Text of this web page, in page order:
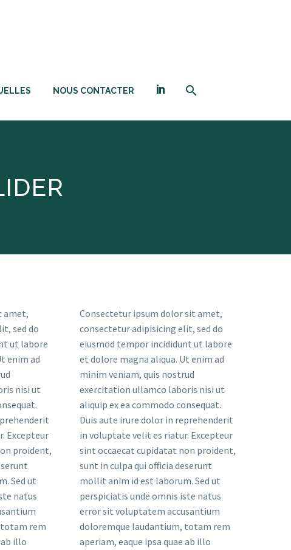
NOUS CONTACTER
amet,
sed do
ut labore
enim ad
nisi ut
Excepteur
proident,
Sed ut
natus
rem
ab illo
Consectetur ipsum dolor sit amet,
consectetur adipisicing elit, sed do
eiusmod tempor incididunt ut labore
et dolore magna aliqua. Ut enim ad
minim veniam, quis nostrud
exercitation ullamco laboris nisi ut
aliquip ex ea commodo consequat.
Duis aute irure dolor in reprehenderit
in voluptate velit es riatur. Excepteur
sint occaecat cupidatat non proident,
sunt in culpa qui officia deserunt
mollit anim id est laborum. Sed ut
perspiciatis unde omnis iste natus
error sit voluptatem accusantium
doloremque laudantium, totam rem
aperiam, eaque ipsa quae ab illo